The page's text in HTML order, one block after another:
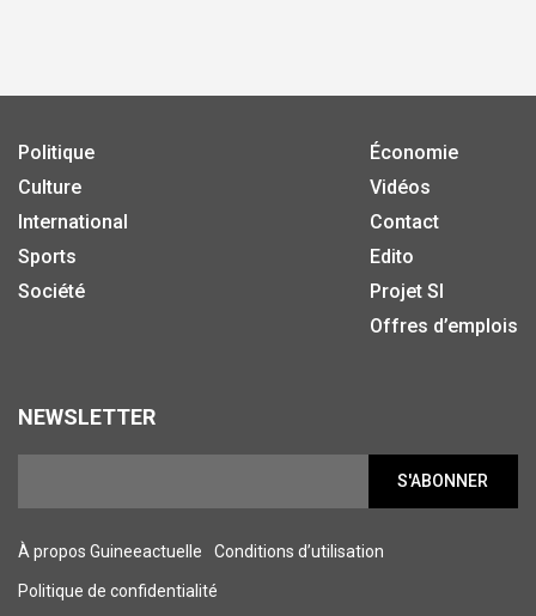
Politique
Culture
International
Sports
Société
Économie
Vidéos
Contact
Edito
Projet SI
Offres d’emplois
NEWSLETTER
S'ABONNER
À propos Guineeactuelle Conditions d’utilisation
Politique de confidentialité